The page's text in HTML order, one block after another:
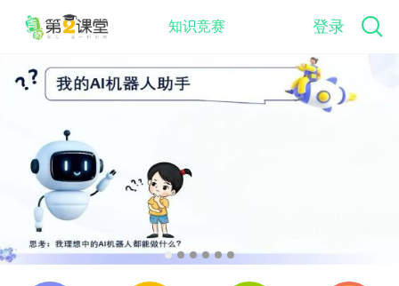
知识竞赛 登录